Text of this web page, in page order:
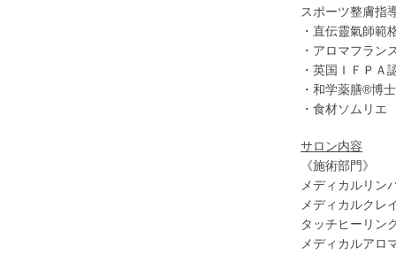
スポーツ整膚指
・直伝靈氣師範
・アロマフラン
・英国ＩＦＰＡ
・和学薬膳®博
・食材ソムリエ
サロン内容
《施術部門》
メディカルリン
メディカルクレ
タッチヒーリン
メディカルアロ